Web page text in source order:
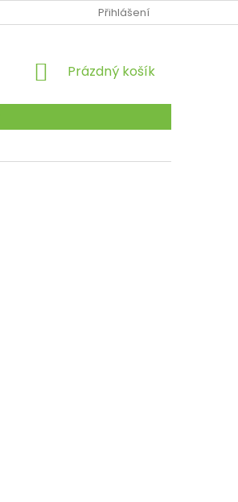
VYHLASKA-UKZUZPřihlášení
NÁKUPNÍ
Prázdný košík